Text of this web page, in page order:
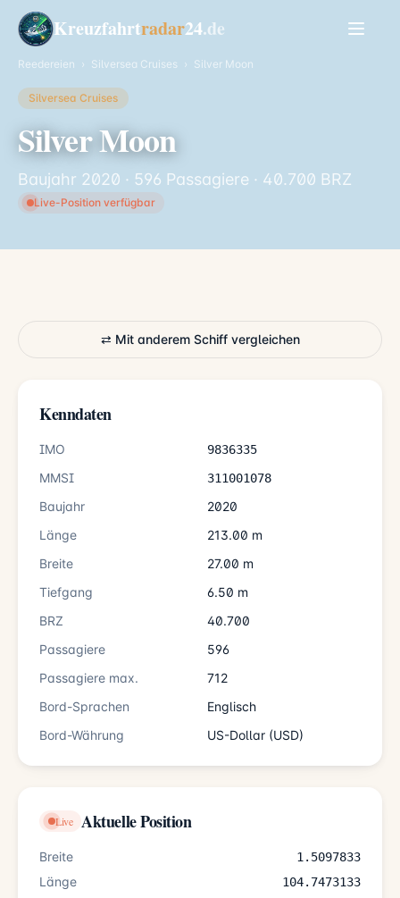
Kreuzfahrtradar24.de
Reedereien › Silversea Cruises › Silver Moon
Silversea Cruises
Silver Moon
Baujahr 2020 · 596 Passagiere · 40.700 BRZ
Live-Position verfügbar
⇄ Mit anderem Schiff vergleichen
Kenndaten
IMO 9836335
MMSI 311001078
Baujahr
2020
Länge
213.00 m
Breite
27.00 m
Tiefgang
6.50 m
BRZ
40.700
Passagiere
596
Passagiere max.
712
Bord-Sprachen
Englisch
Bord-Währung
US-Dollar (USD)
Live Aktuelle Position
Breite 1.5097833
Länge 104.7473133